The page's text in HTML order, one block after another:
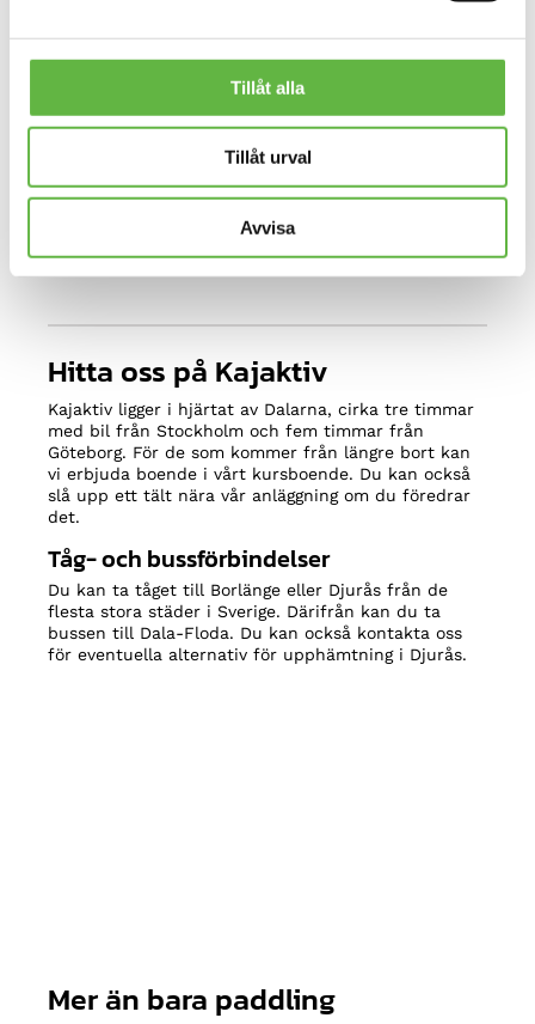
Tillåt alla
Tillåt urval
Avvisa
Kajaktiv och Lissfors
Hitta oss på Kajaktiv
Kajaktiv ligger i hjärtat av Dalarna, cirka tre timmar
med bil från Stockholm och fem timmar från
Göteborg. För de som kommer från längre bort kan
vi erbjuda boende i vårt kursboende. Du kan också
slå upp ett tält nära vår anläggning om du föredrar
det.
Tåg- och bussförbindelser
Du kan ta tåget till Borlänge eller Djurås från de
flesta stora städer i Sverige. Därifrån kan du ta
bussen till Dala-Floda. Du kan också kontakta oss
för eventuella alternativ för upphämtning i Djurås.
Mer än bara paddling